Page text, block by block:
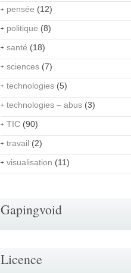
pensée (12)
politique (8)
santé (18)
sciences (7)
technologies (5)
technologies – abus (3)
TIC (90)
travail (2)
visualisation (11)
Gapingvoid
Licence